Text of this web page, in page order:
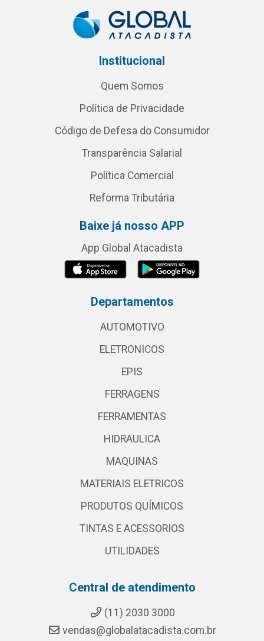
Institucional
Quem Somos
Política de Privacidade
Código de Defesa do Consumidor
Transparência Salarial
Política Comercial
Reforma Tributária
Baixe já nosso APP
App Global Atacadista
Departamentos
AUTOMOTIVO
ELETRONICOS
EPIS
FERRAGENS
FERRAMENTAS
HIDRAULICA
MAQUINAS
MATERIAIS ELETRICOS
PRODUTOS QUÍMICOS
TINTAS E ACESSORIOS
UTILIDADES
Central de atendimento
(11) 2030 3000
vendas@globalatacadista.com.br